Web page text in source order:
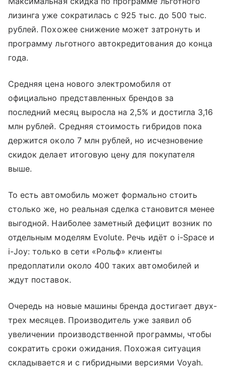
лизинга уже сократилась с 925 тыс. до 500 тыс.
рублей. Похожее снижение может затронуть и
программу льготного автокредитования до конца
года.
Средняя цена нового электромобиля от
официально представленных брендов за
последний месяц выросла на 2,5% и достигла 3,16
млн рублей. Средняя стоимость гибридов пока
держится около 7 млн рублей, но исчезновение
скидок делает итоговую цену для покупателя
выше.
То есть автомобиль может формально стоить
столько же, но реальная сделка становится менее
выгодной. Наиболее заметный дефицит возник по
отдельным моделям Evolute. Речь идёт о i-Space и
i-Joy: только в сети «Рольф» клиенты
предоплатили около 400 таких автомобилей и
ждут поставок.
Очередь на новые машины бренда достигает двух-
трех месяцев. Производитель уже заявил об
увеличении производственной программы, чтобы
сократить сроки ожидания. Похожая ситуация
складывается и с гибридными версиями Voyah.